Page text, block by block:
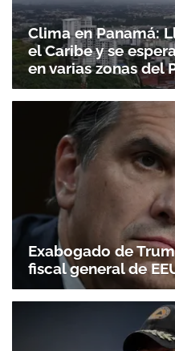
Gracias por
Clima en Panamá:
el Caribe y se
en varias zonas del
Exabogado de
fiscal general de